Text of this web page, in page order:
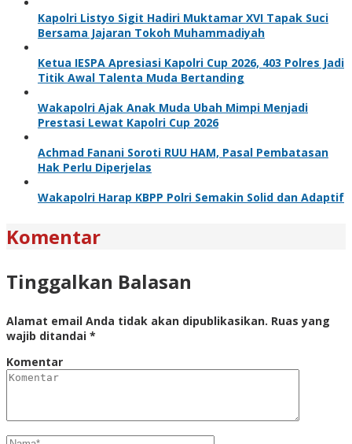
Kapolri Listyo Sigit Hadiri Muktamar XVI Tapak Suci
Bersama Jajaran Tokoh Muhammadiyah
Ketua IESPA Apresiasi Kapolri Cup 2026, 403 Polres Jadi
Titik Awal Talenta Muda Bertanding
Wakapolri Ajak Anak Muda Ubah Mimpi Menjadi
Prestasi Lewat Kapolri Cup 2026
Achmad Fanani Soroti RUU HAM, Pasal Pembatasan
Hak Perlu Diperjelas
Wakapolri Harap KBPP Polri Semakin Solid dan Adaptif
Komentar
Tinggalkan Balasan
Alamat email Anda tidak akan dipublikasikan. Ruas yang
wajib ditandai *
Komentar